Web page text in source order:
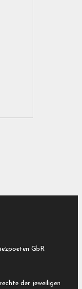
GbR
der jeweiligen